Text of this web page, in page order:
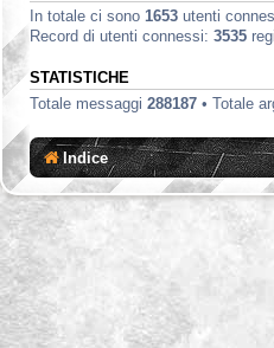
In totale ci sono 1653 utenti
Record di utenti connessi: 3535
STATISTICHE
Totale messaggi 288187 • Totale
Indice